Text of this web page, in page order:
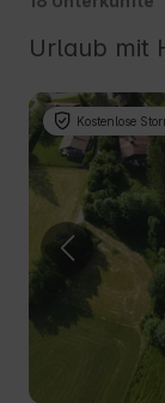
Urlaub mit
Kostenlose